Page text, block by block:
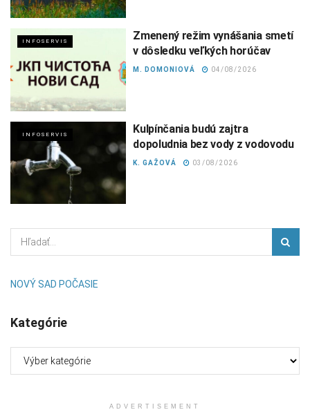
INFOSERVIS
Zmenený režim vynášania smetí
v dôsledku veľkých horúčav
M. DOMONIOVÁ 04/08/2026
INFOSERVIS
Kulpínčania budú zajtra
dopoludnia bez vody z vodovodu
K. GAŽOVÁ 03/08/2026
NOVÝ SAD POČASIE
Kategórie
ADVERTISEMENT